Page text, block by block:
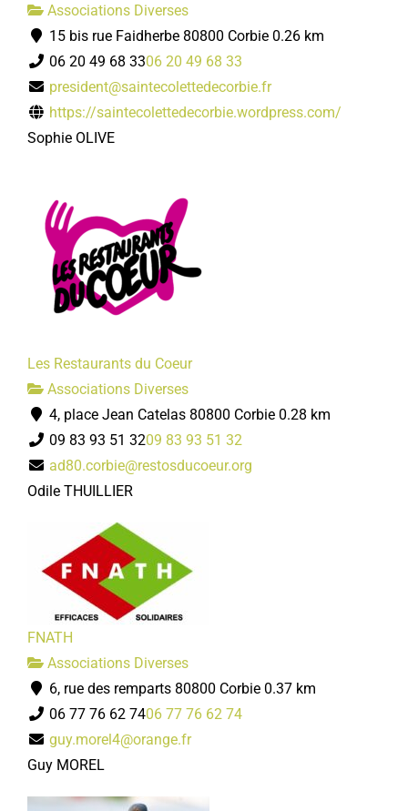
Associations Diverses
15 bis rue Faidherbe 80800 Corbie 0.26 km
06 20 49 68 3306 20 49 68 33
president@saintecolettedecorbie.fr
https://saintecolettedecorbie.wordpress.com/
Sophie OLIVE
Les Restaurants du Coeur
Associations Diverses
4, place Jean Catelas 80800 Corbie 0.28 km
09 83 93 51 3209 83 93 51 32
ad80.corbie@restosducoeur.org
Odile THUILLIER
FNATH
Associations Diverses
6, rue des remparts 80800 Corbie 0.37 km
06 77 76 62 7406 77 76 62 74
guy.morel4@orange.fr
Guy MOREL